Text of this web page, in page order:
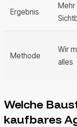
Ergebnis
Mehr
Methode
Wir
alles
Welche
kaufbares